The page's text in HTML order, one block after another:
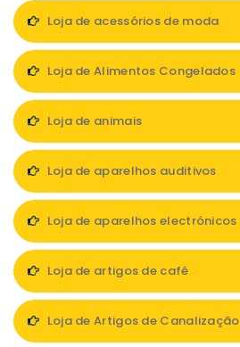
Loja de acessórios de moda
Loja de Alimentos Congelados
Loja de animais
Loja de aparelhos auditivos
Loja de aparelhos electrónicos
Loja de artigos de café
Loja de Artigos de Canalização